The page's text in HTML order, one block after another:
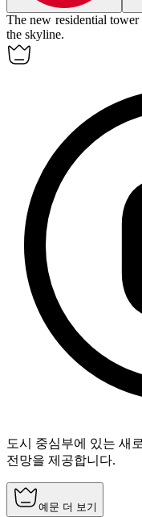
The new residential tower
the skyline.
도시 중심부에 있는 새
전망을 제공합니다.
예문 더 보기